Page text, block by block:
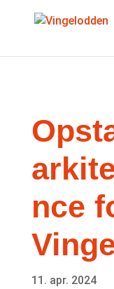
nce
11. apr. 2024